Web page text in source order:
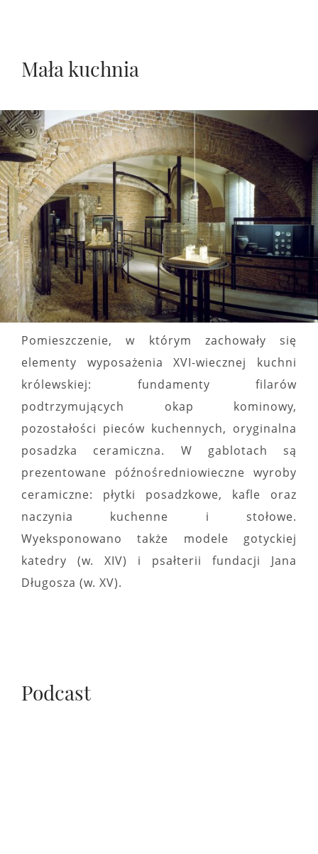
Mała kuchnia
Pomieszczenie, w którym zachowały się
elementy wyposażenia XVI-wiecznej kuchni
królewskiej: fundamenty filarów
podtrzymujących okap kominowy,
pozostałości pieców kuchennych, oryginalna
posadzka ceramiczna. W gablotach są
prezentowane późnośredniowieczne wyroby
ceramiczne: płytki posadzkowe, kafle oraz
naczynia kuchenne i stołowe.
Wyeksponowano także modele gotyckiej
katedry (w. XIV) i psałterii fundacji Jana
Długosza (w. XV).
Podcast